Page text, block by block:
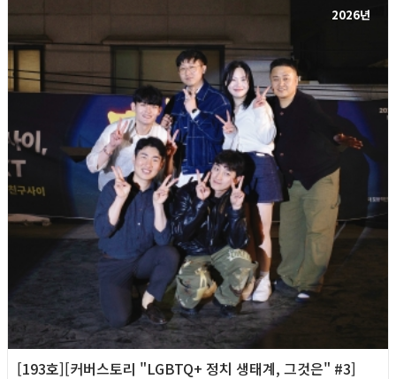
2026년
[193호][커버스토리 "LGBTQ+ 정치 생태계, 그것은" #3]